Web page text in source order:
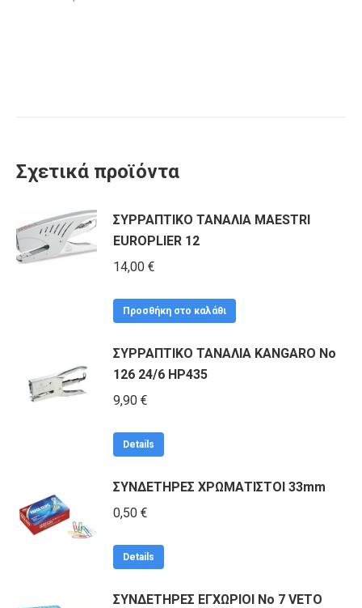
Σχετικά προϊόντα
ΣΥΡΡΑΠΤΙΚΟ ΤΑΝΑΛΙΑ MAESTRI
EUROPLIER 12
14,00 €
Προσθήκη στο καλάθι
ΣΥΡΡΑΠΤΙΚΟ ΤΑΝΑΛΙΑ KANGARO Νο
126 24/6 HP435
9,90 €
Details
ΣΥΝΔΕΤΗΡΕΣ ΧΡΩΜΑΤΙΣΤΟΙ 33mm
0,50 €
Details
ΣΥΝΔΕΤΗΡΕΣ ΕΓΧΩΡΙΟΙ No 7 VETO